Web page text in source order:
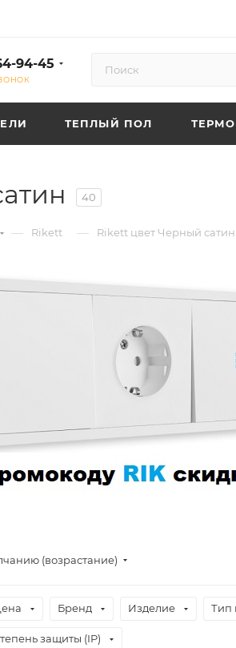
94-45
ТЕПЛЫЙ ПОЛ
40
— Rikett — Rikett цвет Черный сатин
(возрастание)
Бренд Изделие Тип
защиты (IP)